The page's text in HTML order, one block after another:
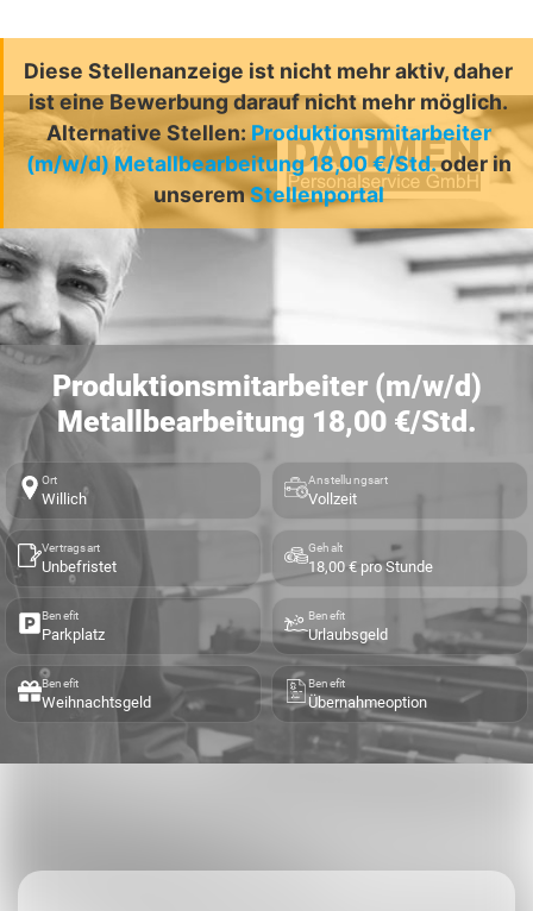
Diese Stellenanzeige ist nicht mehr aktiv, daher
ist eine Bewerbung darauf nicht mehr möglich.
Alternative Stellen: Produktionsmitarbeiter
(m/w/d) Metallbearbeitung 18,00 €/Std.oder in
unseremStellenportal
Produktionsmitarbeiter (m/w/d)
Metallbearbeitung 18,00 €/Std.
Ort
Willich
Anstellungsart
Vollzeit
Vertragsart
Unbefristet
Gehalt
18,00 € pro Stunde
Benefit
Parkplatz
Benefit
Urlaubsgeld
Benefit
Weihnachtsgeld
Benefit
Übernahmeoption